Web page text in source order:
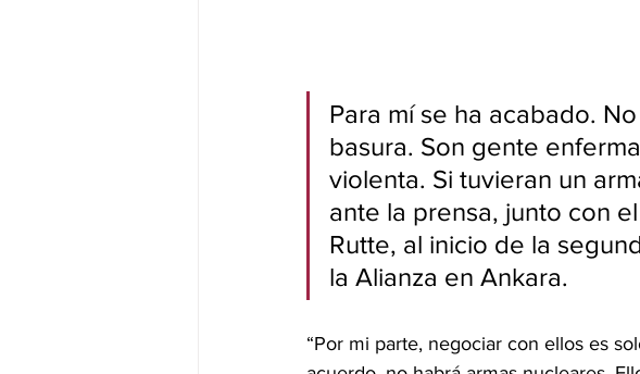
Para mí se ha acabado.
basura. Son gente
violenta. Si tuvieran un
ante la prensa, junto con
Rutte, al inicio de la
la Alianza en Ankara.
“Por mi parte, negociar con ellos es